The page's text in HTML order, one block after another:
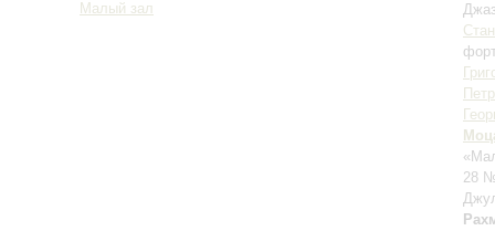
Малый зал
28